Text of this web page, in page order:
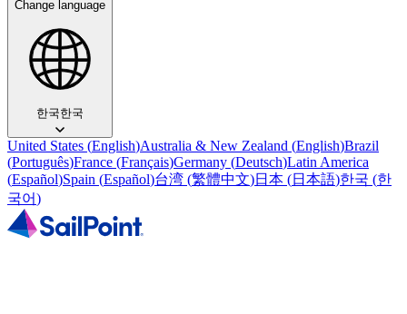
Change language
한국한국
United States (English)Australia & New Zealand (English)Brazil
(Português)France (Français)Germany (Deutsch)Latin America
(Español)Spain (Español)台湾 (繁體中文)日本 (日本語)한국 (한
국어)